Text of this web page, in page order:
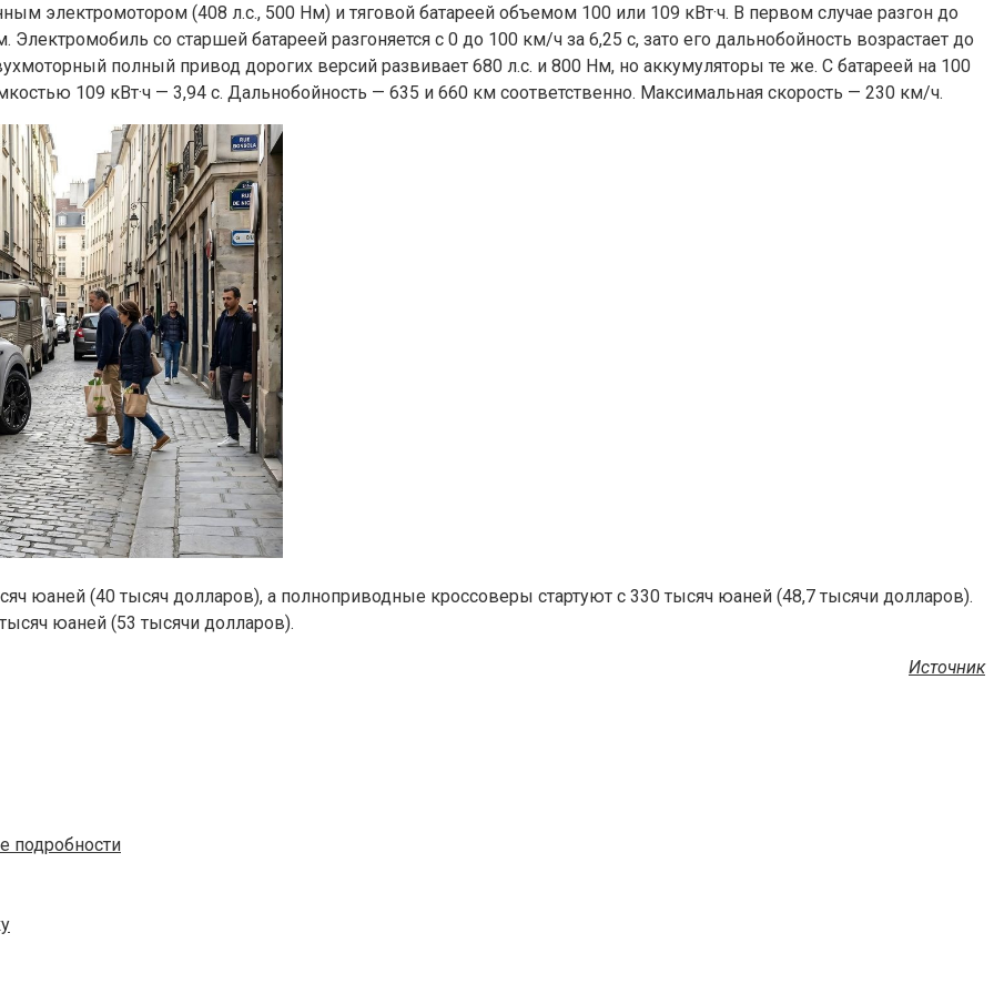
электромотором (408 л.с., 500 Нм) и тяговой батареей объемом 100 или 109 кВт·ч. В первом случае разгон до
Электромобиль со старшей батареей разгоняется с 0 до 100 км/ч за 6,25 с, зато его дальнобойность возрастает до
полный привод дорогих версий развивает 680 л.с. и 800 Нм, но аккумуляторы те же. С батареей на 100
109 кВт·ч — 3,94 с. Дальнобойность — 635 и 660 км соответственно. Максимальная скорость — 230 км/ч.
юаней (40 тысяч долларов), а полноприводные кроссоверы стартуют с 330 тысяч юаней (48,7 тысячи долларов).
юаней (53 тысячи долларов).
Источник
подробности